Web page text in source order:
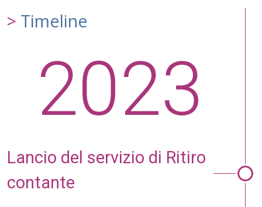
Timeline
2023
Lancio del servizio di Ritiro
contante